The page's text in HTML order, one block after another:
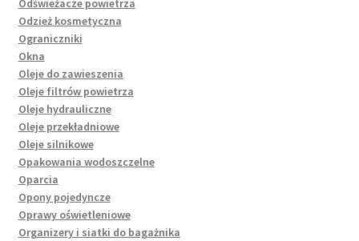
Odświeżacze powietrza
Odzież kosmetyczna
Ograniczniki
Okna
Oleje do zawieszenia
Oleje filtrów powietrza
Oleje hydrauliczne
Oleje przekładniowe
Oleje silnikowe
Opakowania wodoszczelne
Oparcia
Opony pojedyncze
Oprawy oświetleniowe
Organizery i siatki do bagażnika